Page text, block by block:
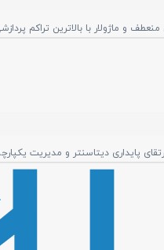
پایداری دیتاسنتر و مدیریت